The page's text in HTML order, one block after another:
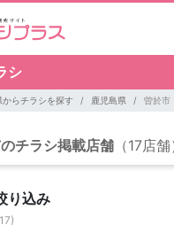
シ
からチラシを探す 鹿児島県 曽於市
チラシ掲載店舗 （17店舗
り込み